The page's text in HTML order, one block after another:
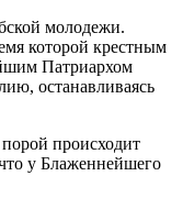
молодежи.
которой крестным
Патриархом
останавливаясь
происходит
у Блаженнейшего